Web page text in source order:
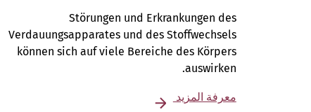
Störungen und Erkrankungen des
Verdauungsapparates und des Stoffwechsels
können sich auf viele Bereiche des Körpers
auswirken.
معرفة المزيد